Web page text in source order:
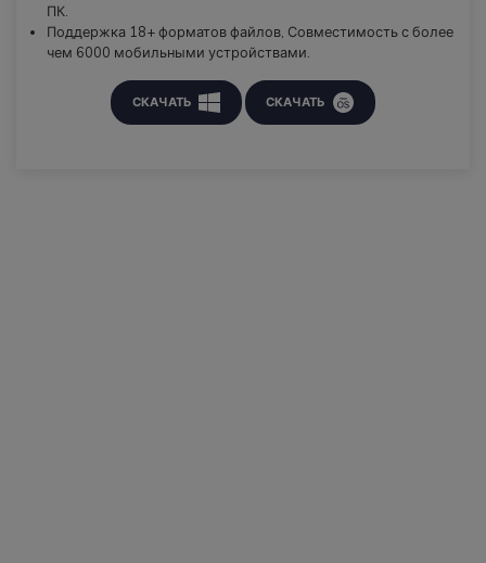
ПК.
Поддержка 18+ форматов файлов, Совместимость с более
чем 6000 мобильными устройствами.
СКАЧАТЬ СКАЧАТЬ